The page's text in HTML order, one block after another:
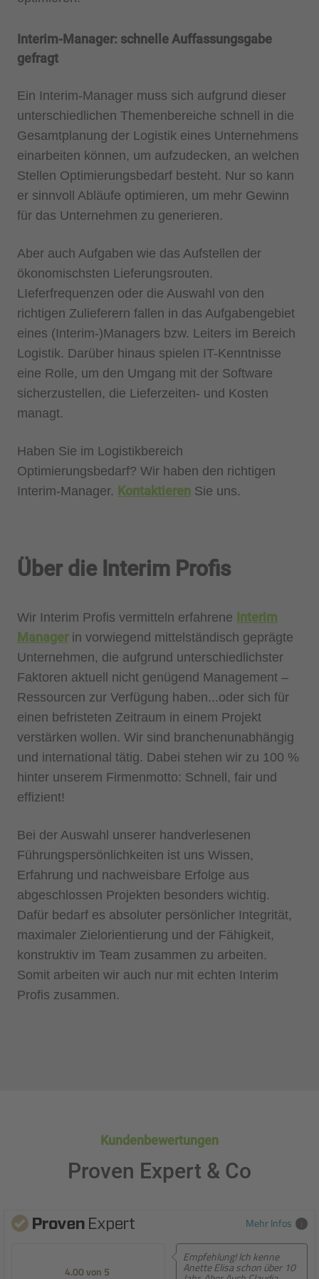
Interim-Manager: schnelle Auffassungsgabe
gefragt
Ein Interim-Manager muss sich aufgrund dieser
unterschiedlichen Themenbereiche schnell in die
Gesamtplanung der Logistik eines Unternehmens
einarbeiten können, um aufzudecken, an welchen
Stellen Optimierungsbedarf besteht. Nur so kann
er sinnvoll Abläufe optimieren, um mehr Gewinn
für das Unternehmen zu generieren.
Aber auch Aufgaben wie das Aufstellen der
ökonomischsten Lieferungsrouten.
LIeferfrequenzen oder die Auswahl von den
richtigen Zulieferern fallen in das Aufgabengebiet
eines (Interim-)Managers bzw. Leiters im Bereich
Logistik. Darüber hinaus spielen IT-Kenntnisse
eine Rolle, um den Umgang mit der Software
sicherzustellen, die Lieferzeiten- und Kosten
managt.
Haben Sie im Logistikbereich
Optimierungsbedarf? Wir haben den richtigen
Interim-Manager. Kontaktieren Sie uns.
Über die Interim Profis
Wir Interim Profis vermitteln erfahrene Interim
Managerin vorwiegend mittelständisch geprägte
Unternehmen, die aufgrund unterschiedlichster
Faktoren aktuell nicht genügend Management –
Ressourcen zur Verfügung haben...oder sich für
einen befristeten Zeitraum in einem Projekt
verstärken wollen. Wir sind branchenunabhängig
und international tätig. Dabei stehen wir zu 100 %
hinter unserem Firmenmotto: Schnell, fair und
effizient!
Bei der Auswahl unserer handverlesenen
Führungspersönlichkeiten ist uns Wissen,
Erfahrung und nachweisbare Erfolge aus
abgeschlossen Projekten besonders wichtig.
Dafür bedarf es absoluter persönlicher Integrität,
maximaler Zielorientierung und der Fähigkeit,
konstruktiv im Team zusammen zu arbeiten.
Somit arbeiten wir auch nur mit echten Interim
Profis zusammen.
Kundenbewertungen
Proven Expert & Co
Mehr Infos
5.00 von 5
Empfehlung! Ich kenne
Anette Elisa schon über 10
Empfehlung! Sehr
persönliche Beratung,